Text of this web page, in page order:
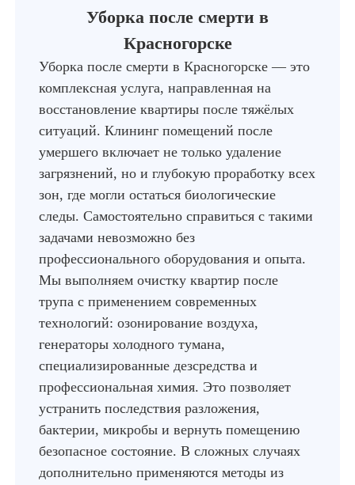
Уборка после смерти в
Красногорске
Уборка после смерти в Красногорске — это
комплексная услуга, направленная на
восстановление квартиры после тяжёлых
ситуаций. Клининг помещений после
умершего включает не только удаление
загрязнений, но и глубокую проработку всех
зон, где могли остаться биологические
следы. Самостоятельно справиться с такими
задачами невозможно без
профессионального оборудования и опыта.
Мы выполняем очистку квартир после
трупа с применением современных
технологий: озонирование воздуха,
генераторы холодного тумана,
специализированные дезсредства и
профессиональная химия. Это позволяет
устранить последствия разложения,
бактерии, микробы и вернуть помещению
безопасное состояние. В сложных случаях
дополнительно применяются методы из